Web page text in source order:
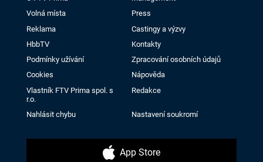
Volná místa
Press
Reklama
Castingy a výzvy
HbbTV
Kontakty
Podmínky užívání
Zpracování osobních údajů
Cookies
Nápověda
Vlastník FTV Prima spol. s
r.o.
Redakce
Nahlásit chybu Nastavení soukromí
App Store